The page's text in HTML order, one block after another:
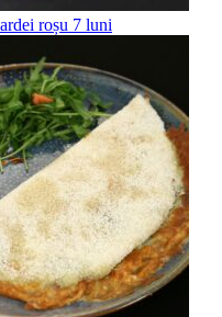
roșu 7 luni